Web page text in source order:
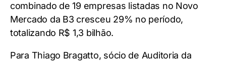
combinado de 19 empresas listadas no Novo
Mercado da B3 cresceu 29% no período,
totalizando R$ 1,3 bilhão.
Para Thiago Bragatto, sócio de Auditoria da